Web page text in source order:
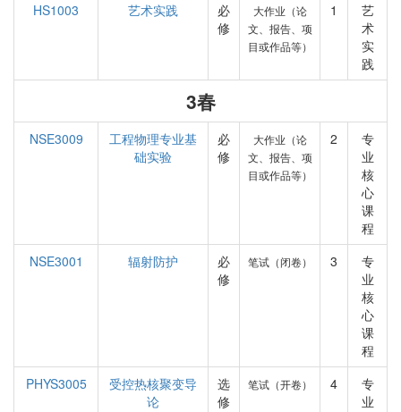
HS1003
艺术实践
必
修
大作业（论
文、报告、项
目或作品等）
1
艺
术
实
践
3春
NSE3009
工程物理专业基
础实验
必
修
大作业（论
文、报告、项
目或作品等）
2
专
业
核
心
课
程
NSE3001
辐射防护
必
修
笔试（闭卷） 3
专
业
核
心
课
程
PHYS3005
受控热核聚变导
论
选
修
笔试（开卷） 4
专
业